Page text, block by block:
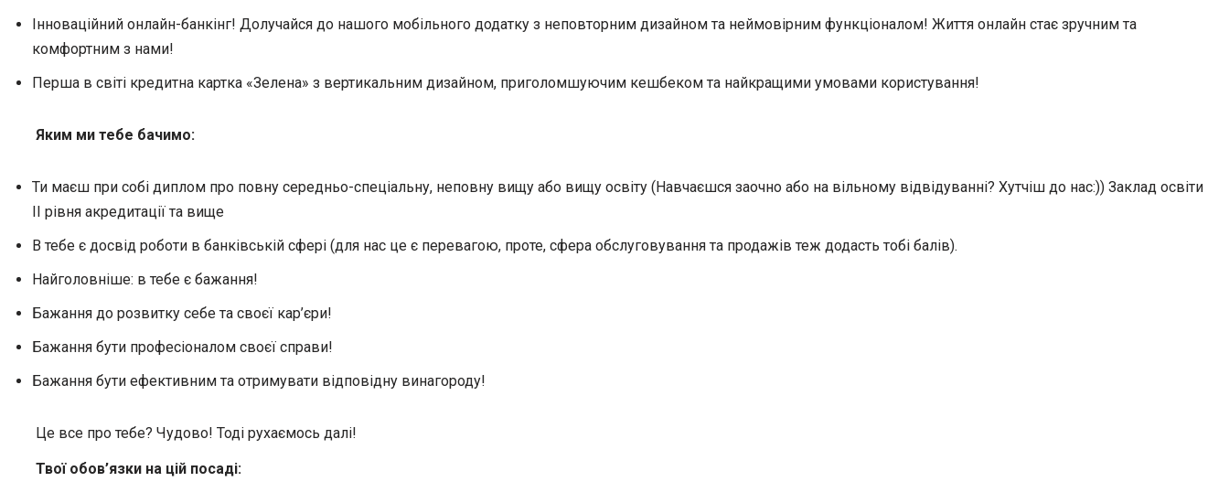
Інноваційний онлайн-банкінг! Долучайся до нашого мобільного додатку з неповторним дизайном та неймовірним функціоналом! Життя онлайн стає зручним та
комфортним з нами!
Перша в світі кредитна картка «Зелена» з вертикальним дизайном, приголомшуючим кешбеком та найкращими умовами користування!
Яким ми тебе бачимо:
Ти маєш при собі диплом про повну середньо-спеціальну, неповну вищу або вищу освіту (Навчаєшся заочно або на вільному відвідуванні? Хутчіш до нас:)) Заклад освіти
II рівня акредитації та вище
В тебе є досвід роботи в банківській сфері (для нас це є перевагою, проте, сфера обслуговування та продажів теж додасть тобі балів).
Найголовніше: в тебе є бажання!
Бажання до розвитку себе та своєї кар’єри!
Бажання бути професіоналом своєї справи!
Бажання бути ефективним та отримувати відповідну винагороду!
Це все про тебе? Чудово! Тоді рухаємось далі!
Твої обов’язки на цій посаді: